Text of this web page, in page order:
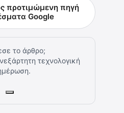
προτιμώμενη πηγή
Google
το άρθρο;
τεχνολογική